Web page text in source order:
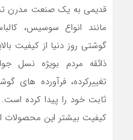
قدیمی به یک صنعت مدرن
مانند انواع سوسیس،
گوشتی روز دنیا از کیفیت
ذائقه مردم بویژه نسل
تغییرکرده، فرآورده های
ثابت خود را پیدا کرده
کیفیت بیشتر این محصولات